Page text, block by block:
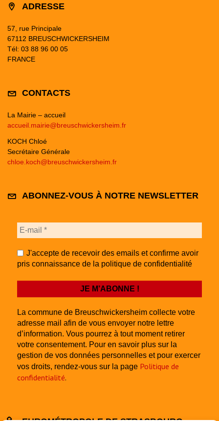
ADRESSE
57, rue Principale
67112 BREUSCHWICKERSHEIM
Tél: 03 88 96 00 05
FRANCE
CONTACTS
La Mairie – accueil
accueil.mairie@breuschwickersheim.fr
KOCH Chloé
Secrétaire Générale
chloe.koch@breuschwickersheim.fr
ABONNEZ-VOUS À NOTRE NEWSLETTER
J'accepte de recevoir des emails et confirme avoir
pris connaissance de la politique de confidentialité
La commune de Breuschwickersheim collecte votre
adresse mail afin de vous envoyer notre lettre
d’information. Vous pourrez à tout moment retirer
votre consentement. Pour en savoir plus sur la
gestion de vos données personnelles et pour exercer
vos droits, rendez-vous sur la page Politique de
confidentialité.